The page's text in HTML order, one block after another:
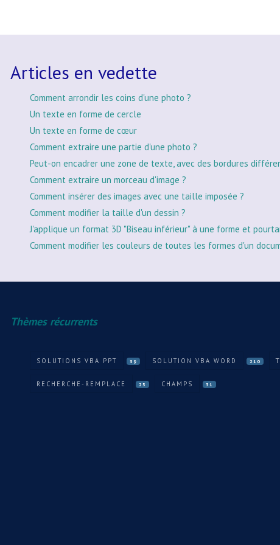
Articles en vedette
Comment arrondir les coins d'une photo ?
Un texte en forme de cercle
Un texte en forme de cœur
Comment extraire une partie d'une photo ?
Peut-on encadrer une zone de texte, avec des bordures
Comment extraire un morceau d'image ?
Comment insérer des images avec une taille imposée ?
Comment modifier la taille d'un dessin ?
J'applique un format 3D "Biseau inférieur" à une forme et
Comment modifier les couleurs de toutes les formes d'un
Thèmes récurrents
SOLUTIONS VBA PPT 39 SOLUTION VBA WORD 210
RECHERCHE-REMPLACE 25 CHAMPS 31